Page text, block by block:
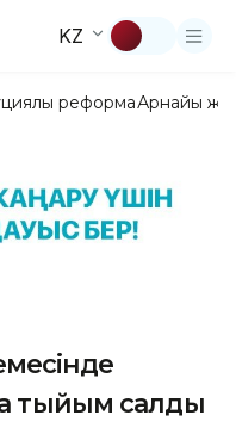
KZ
реформаАрнайы
тыйым салды